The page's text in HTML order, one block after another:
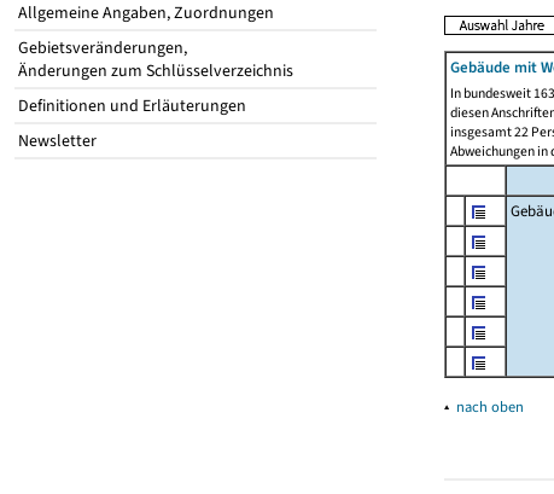
Allgemeine Angaben, Zuordnungen
Gebietsveränderungen,
Änderungen zum Schlüsselverzeichnis
Definitionen und Erläuterungen
Newsletter
Gebäude mit
In bundesweit
diesen
insgesamt 22
Abweichungen in
▴ nach oben